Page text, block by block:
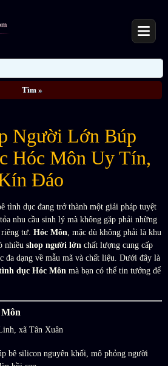
Người Lớn Búp
Hóc Môn Uy Tín,
Đáo
tình dục đang trở thành một giải pháp tuyệt
nhu cầu sinh lý mà không gặp phải những
riêng tư. Hóc Môn, mặc dù không phải là khu
nhiều shop người lớn chất lượng cung cấp
đa dạng về mẫu mã và chất liệu. Dưới đây là
dục Hóc Môn mà bạn có thể tin tưởng để
Môn
xã Tân Xuân
bê silicon nguyên khối, mô phỏng người